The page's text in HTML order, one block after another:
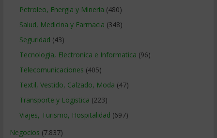
Petroleo, Energia y Mineria (480)
Salud, Medicina y Farmacia (348)
Seguridad (43)
Tecnologia, Electronica e Informatica (96)
Telecomunicaciones (405)
Textil, Vestido, Calzado, Moda (47)
Transporte y Logistica (223)
Viajes, Turismo, Hospitalidad (697)
Negocios (7.837)